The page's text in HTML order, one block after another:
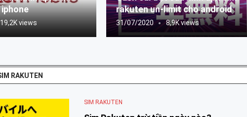
19,2K views
rakuten un-limit cho android
31/07/2020 8,9K views
RAKUTEN
SIM RAKUTEN